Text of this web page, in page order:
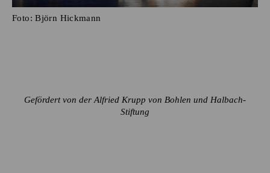
Foto: Björn Hickmann
Gefördert von der Alfried Krupp von Bohlen und Halbach-
Stiftung